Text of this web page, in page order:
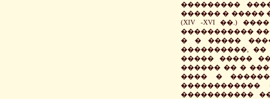
���������
������ � �����
(XIV -XVI ��.)
�����������
� � �����
����������,
����� �����
������ �� �
���� �
�����������